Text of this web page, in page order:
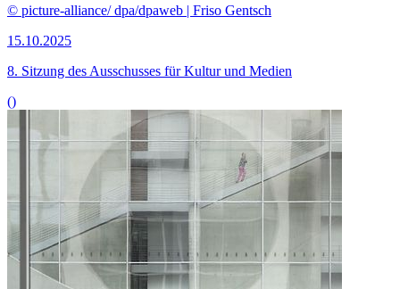
© picture-alliance/ dpa/dpaweb | Friso Gentsch
15.10.2025
8. Sitzung des Ausschusses für Kultur und Medien
()